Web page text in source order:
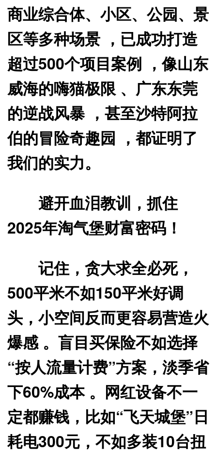
商业综合体、小区、公园、景
区等多种场景 ，已成功打造
超过500个项目案例 ，像山东
威海的嗨猫极限 、广东东莞
的逆战风暴 ，甚至沙特阿拉
伯的冒险奇趣园 ，都证明了
我们的实力。
避开血泪教训，抓住
2025年淘气堡财富密码！
记住，贪大求全必死，
500平米不如150平米好调
头，小空间反而更容易营造火
爆感 。盲目买保险不如选择
“按人流量计费”方案，淡季省
下60%成本 。网红设备不一
定都赚钱，比如“飞天城堡”日
耗电300元，不如多装10台扭